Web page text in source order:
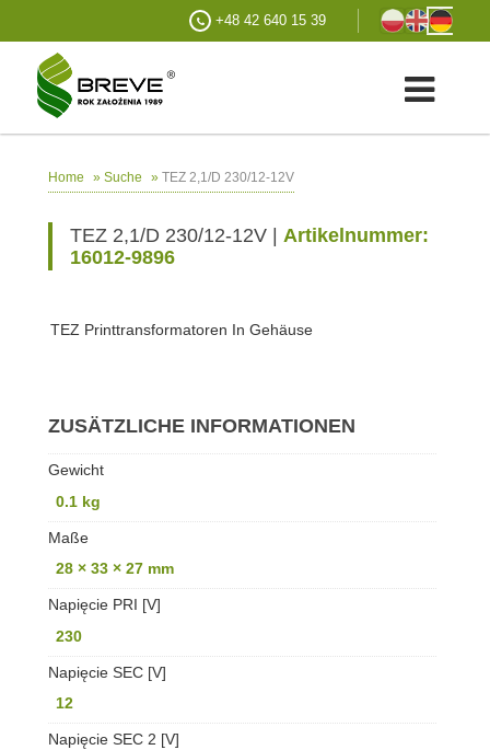
+48 42 640 15 39
Home » Suche » TEZ 2,1/D 230/12-12V
TEZ 2,1/D 230/12-12V | Artikelnummer:
16012-9896
TEZ Printtransformatoren In Gehäuse
ZUSÄTZLICHE INFORMATIONEN
Gewicht
0.1 kg
Maße
28 × 33 × 27 mm
Napięcie PRI [V]
230
Napięcie SEC [V]
12
Napięcie SEC 2 [V]